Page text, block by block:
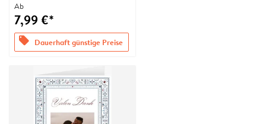
Ab
7,99 €*
offers Dauerhaft günstige Preise